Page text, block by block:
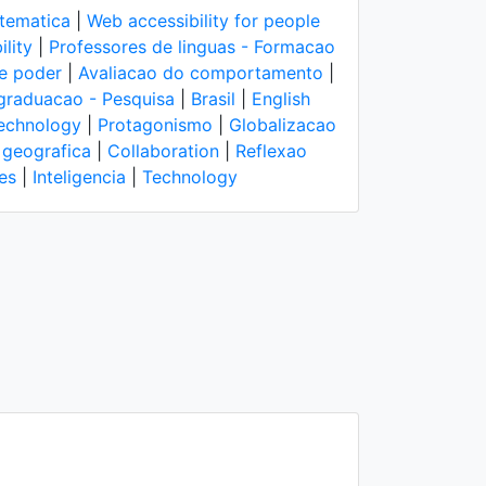
Web accessibility for people
Professores de linguas - Formacao
poder Avaliacao do comportamento
- Pesquisa Brasil
English
Protagonismo
Globalizacao
Collaboration
Reflexao
Inteligencia Technology